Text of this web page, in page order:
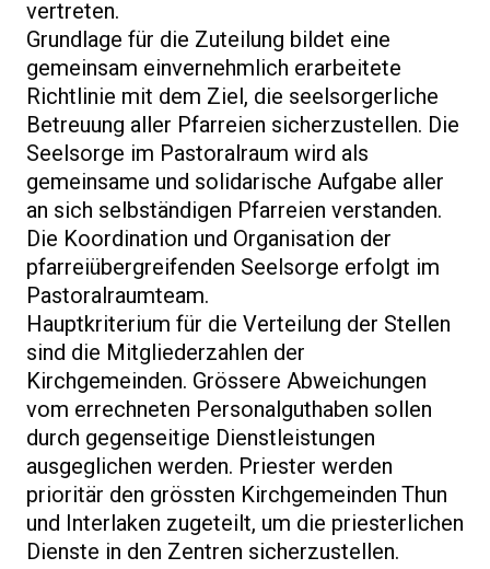
vertreten.
Grundlage für die Zuteilung bildet eine
gemeinsam einvernehmlich erarbeitete
Richtlinie mit dem Ziel, die seelsorgerliche
Betreuung aller Pfarreien sicherzustellen. Die
Seelsorge im Pastoralraum wird als
gemeinsame und solidarische Aufgabe aller
an sich selbständigen Pfarreien verstanden.
Die Koordination und Organisation der
pfarreiübergreifenden Seelsorge erfolgt im
Pastoralraumteam.
Hauptkriterium für die Verteilung der Stellen
sind die Mitgliederzahlen der
Kirchgemeinden. Grössere Abweichungen
vom errechneten Personalguthaben sollen
durch gegenseitige Dienstleistungen
ausgeglichen werden. Priester werden
prioritär den grössten Kirchgemeinden Thun
und Interlaken zugeteilt, um die priesterlichen
Dienste in den Zentren sicherzustellen.